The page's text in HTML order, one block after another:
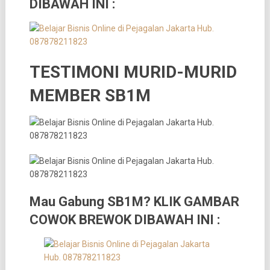
DIBAWAH INI :
TESTIMONI MURID-MURID
MEMBER SB1M
Mau Gabung SB1M? KLIK GAMBAR
COWOK BREWOK DIBAWAH INI :